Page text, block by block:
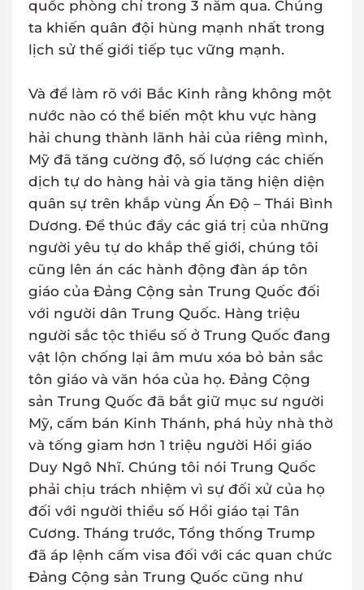
quốc phòng chỉ trong 3 năm qua. Chúng
ta khiến quân đội hùng mạnh nhất trong
lịch sử thế giới tiếp tục vững mạnh.
Và để làm rõ với Bắc Kinh rằng không một
nước nào có thể biến một khu vực hàng
hải chung thành lãnh hải của riêng mình,
Mỹ đã tăng cường độ, số lượng các chiến
dịch tự do hàng hải và gia tăng hiện diện
quân sự trên khắp vùng Ấn Độ – Thái Bình
Dương. Để thúc đẩy các giá trị của những
người yêu tự do khắp thế giới, chúng tôi
cũng lên án các hành động đàn áp tôn
giáo của Đảng Cộng sản Trung Quốc đối
với người dân Trung Quốc. Hàng triệu
người sắc tộc thiểu số ở Trung Quốc đang
vật lộn chống lại âm mưu xóa bỏ bản sắc
tôn giáo và văn hóa của họ. Đảng Cộng
sản Trung Quốc đã bắt giữ mục sư người
Mỹ, cấm bán Kinh Thánh, phá hủy nhà thờ
và tống giam hơn 1 triệu người Hồi giáo
Duy Ngô Nhĩ. Chúng tôi nói Trung Quốc
phải chịu trách nhiệm vì sự đối xử của họ
đối với người thiểu số Hồi giáo tại Tân
Cương. Tháng trước, Tổng thống Trump
đã áp lệnh cấm visa đối với các quan chức
Đảng Cộng sản Trung Quốc cũng như